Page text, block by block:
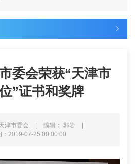
委会荣获“天津市
”证书和奖牌
津市委会 | 编辑： 郭岩
|
：2019-07-25 00:00:00